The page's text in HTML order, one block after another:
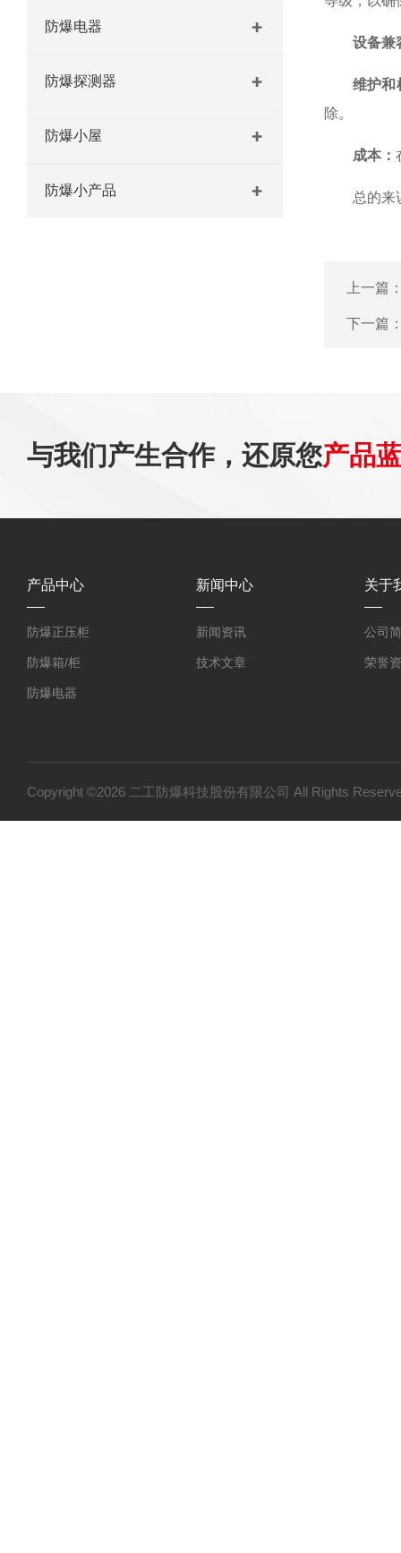
防爆电器
防爆探测器
防爆小屋
防爆小产品
设备兼
维护和
除。
成本：
总的来
上一篇
下一篇
与我们产生合作，还原您产品
产品中心
防爆正压柜
防爆箱/柜
防爆电器
防爆小产品
新闻中心
新闻资讯
技术文章
关于
公司
荣誉
Copyright ©2026 二工防爆科技股份有限公司 All Rights